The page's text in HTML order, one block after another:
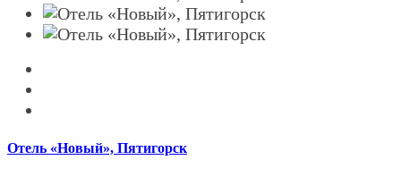
Отель «Новый», Пятигорск